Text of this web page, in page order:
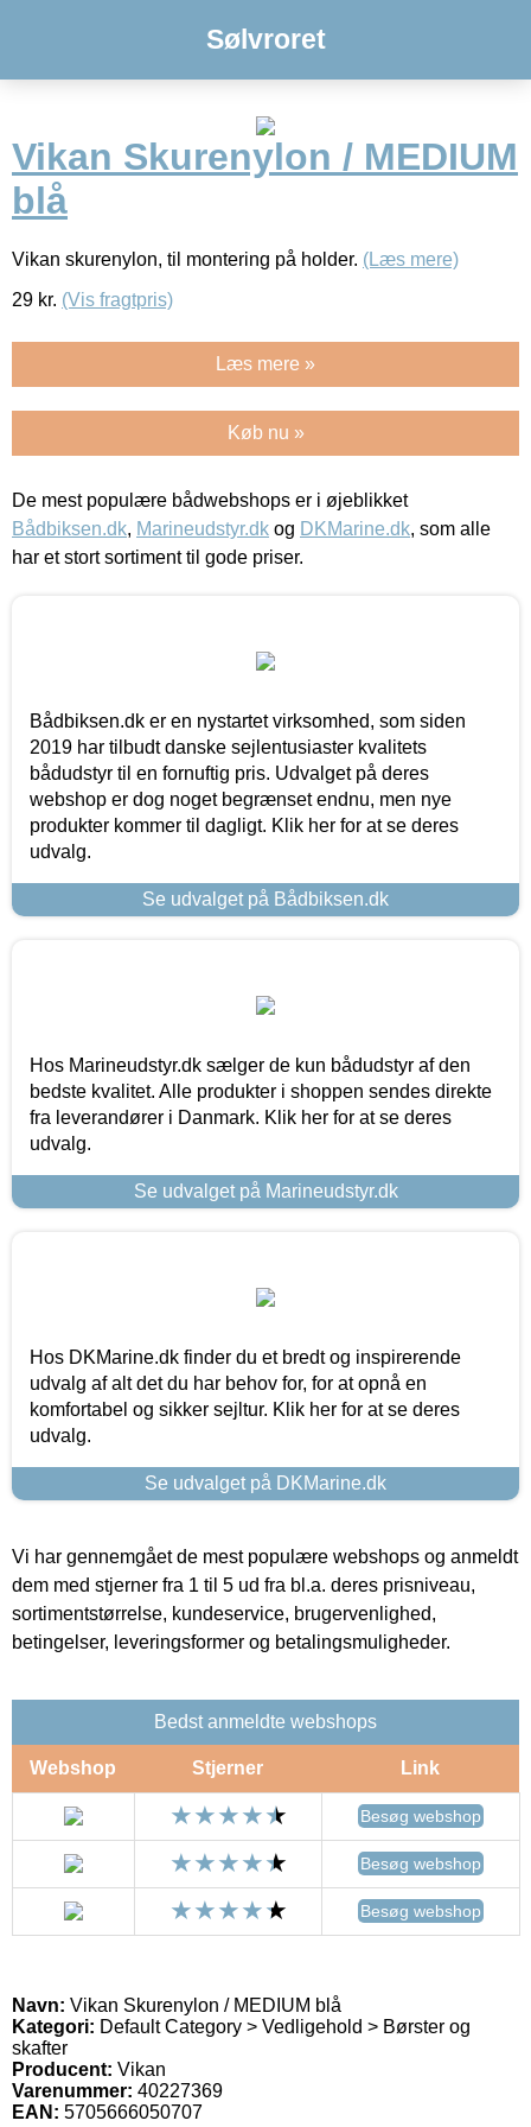
Sølvroret
Vikan Skurenylon / MEDIUM
blå
Vikan skurenylon, til montering på holder. (Læs mere)
29 kr. (Vis fragtpris)
Læs mere »
Køb nu »
De mest populære bådwebshops er i øjeblikket
Bådbiksen.dk, Marineudstyr.dk og DKMarine.dk, som alle
har et stort sortiment til gode priser.
Bådbiksen.dk er en nystartet virksomhed, som siden
2019 har tilbudt danske sejlentusiaster kvalitets
bådudstyr til en fornuftig pris. Udvalget på deres
webshop er dog noget begrænset endnu, men nye
produkter kommer til dagligt. Klik her for at se deres
udvalg.
Se udvalget på Bådbiksen.dk
Hos Marineudstyr.dk sælger de kun bådudstyr af den
bedste kvalitet. Alle produkter i shoppen sendes direkte
fra leverandører i Danmark. Klik her for at se deres
udvalg.
Se udvalget på Marineudstyr.dk
Hos DKMarine.dk finder du et bredt og inspirerende
udvalg af alt det du har behov for, for at opnå en
komfortabel og sikker sejltur. Klik her for at se deres
udvalg.
Se udvalget på DKMarine.dk
Vi har gennemgået de mest populære webshops og anmeldt
dem med stjerner fra 1 til 5 ud fra bl.a. deres prisniveau,
sortimentstørrelse, kundeservice, brugervenlighed,
betingelser, leveringsformer og betalingsmuligheder.
Bedst anmeldte webshops
Webshop Stjerner Link
Besøg webshop
Besøg webshop
Besøg webshop
Navn: Vikan Skurenylon / MEDIUM blå
Kategori: Default Category > Vedligehold > Børster og
skafter
Producent: Vikan
Varenummer: 40227369
EAN: 5705666050707